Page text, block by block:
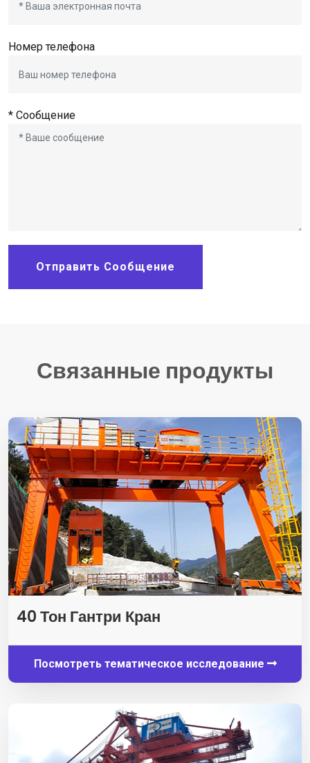
Номер телефона
* Сообщение
Отправить Сообщение
Связанные продукты
40 Тон Гантри Кран
Посмотреть тематическое исследование